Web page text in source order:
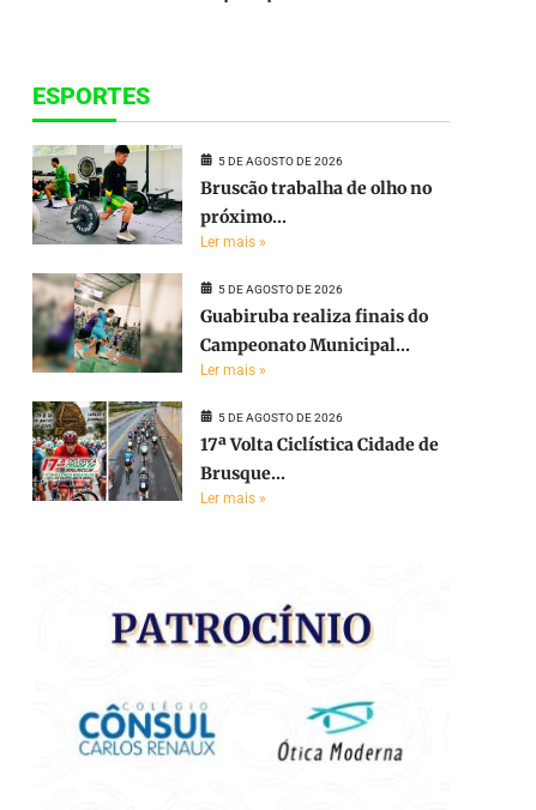
ESPORTES
5 DE AGOSTO DE 2026
Bruscão trabalha de olho no
próximo...
Ler mais »
5 DE AGOSTO DE 2026
Guabiruba realiza finais do
Campeonato Municipal...
Ler mais »
5 DE AGOSTO DE 2026
17ª Volta Ciclística Cidade de
Brusque...
Ler mais »